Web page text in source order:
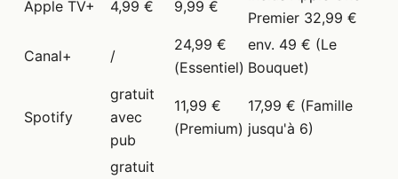
Apple TV+ 4,99 € 9,99 €
Premier 32,99 €
Canal+ /
24,99 €
(Essentiel)
env. 49 € (Le
Bouquet)
Spotify
gratuit
avec
pub
11,99 €
(Premium)
17,99 € (Famille
jusqu'à 6)
gratuit